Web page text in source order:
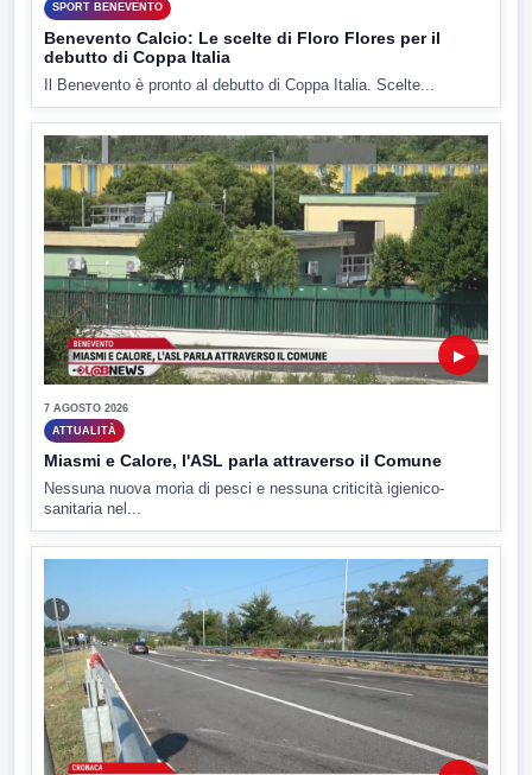
SPORT BENEVENTO
Benevento Calcio: Le scelte di Floro Flores per il
debutto di Coppa Italia
Il Benevento è pronto al debutto di Coppa Italia. Scelte...
▶
7 AGOSTO 2026
ATTUALITÀ
Miasmi e Calore, l'ASL parla attraverso il Comune
Nessuna nuova moria di pesci e nessuna criticità igienico-
sanitaria nel...